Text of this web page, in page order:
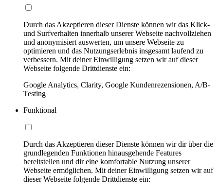
Durch das Akzeptieren dieser Dienste können wir das Klick-
und Surfverhalten innerhalb unserer Webseite nachvollziehen
und anonymisiert auswerten, um unsere Webseite zu
optimieren und das Nutzungserlebnis insgesamt laufend zu
verbessern. Mit deiner Einwilligung setzen wir auf dieser
Webseite folgende Drittdienste ein:
Google Analytics, Clarity, Google Kundenrezensionen, A/B-
Testing
Funktional
Durch das Akzeptieren dieser Dienste können wir dir über die
grundlegenden Funktionen hinausgehende Features
bereitstellen und dir eine komfortable Nutzung unserer
Webseite ermöglichen. Mit deiner Einwilligung setzen wir auf
dieser Webseite folgende Drittdienste ein: